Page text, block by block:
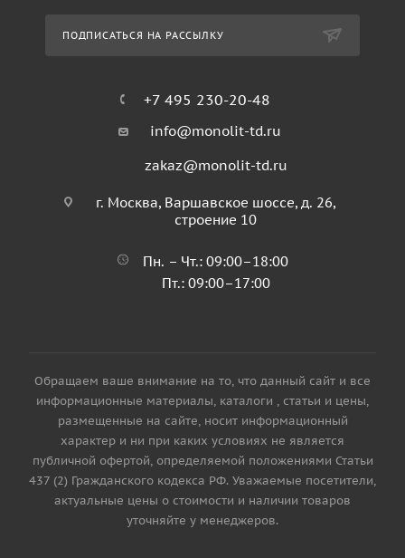
ПОДПИСАТЬСЯ НА РАССЫЛКУ
+7 495 230-20-48
info@monolit-td.ru
zakaz@monolit-td.ru
г. Москва, Варшавское шоссе, д. 26,
строение 10
Пн. – Чт.: 09:00–18:00
Пт.: 09:00–17:00
Обращаем ваше внимание на то, что данный сайт и все
информационные материалы, каталоги , статьи и цены,
размещенные на сайте, носит информационный
характер и ни при каких условиях не является
публичной офертой, определяемой положениями Статьи
437 (2) Гражданского кодекса РФ. Уважаемые посетители,
актуальные цены о стоимости и наличии товаров
уточняйте у менеджеров.